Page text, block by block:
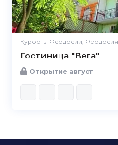
Курорты Феодосии, Феодосия
Гостиница "Вега"
Открытие август